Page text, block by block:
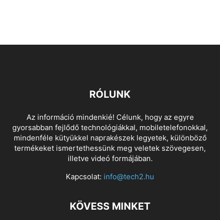
RÓLUNK
Az információ mindenkié! Célunk, hogy az egyre
gyorsabban fejlődő technológiákkal, mobiletelefonokkal,
mindenféle kütyükkel naprakészek legyetek, különböző
termékeket ismertethessünk meg veletek szövegesen,
illetve videó formájában.
Kapcsolat: info@tech2.hu
KÖVESS MINKET